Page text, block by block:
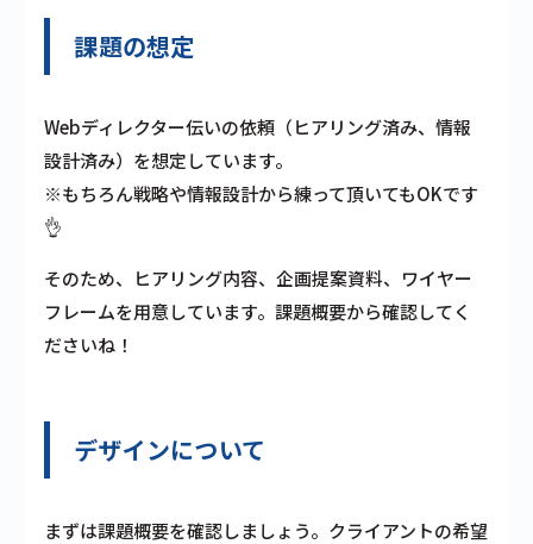
課題の想定
Webディレクター伝いの依頼（ヒアリング済み、情報
設計済み）を想定しています。
※もちろん戦略や情報設計から練って頂いてもOKです
👌
そのため、ヒアリング内容、企画提案資料、ワイヤー
フレームを用意しています。課題概要から確認してく
ださいね！
デザインについて
まずは課題概要を確認しましょう。クライアントの希望